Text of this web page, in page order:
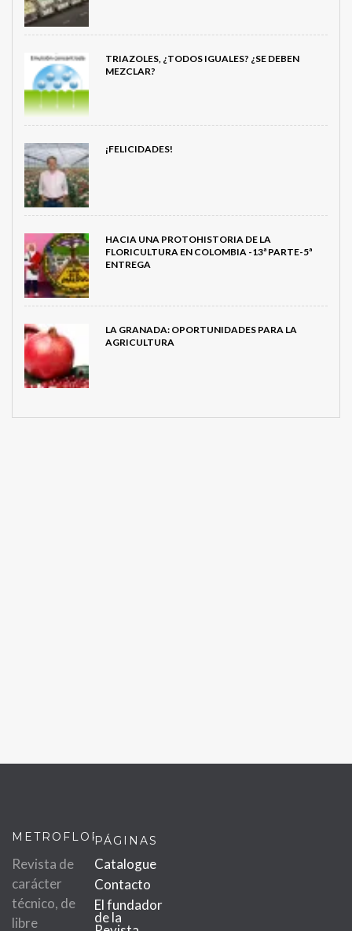
TRIAZOLES, ¿TODOS IGUALES? ¿SE DEBEN
MEZCLAR?
¡FELICIDADES!
HACIA UNA PROTOHISTORIA DE LA
FLORICULTURA EN COLOMBIA -13ª PARTE-5ª
ENTREGA
LA GRANADA: OPORTUNIDADES PARA LA
AGRICULTURA
METROFLOR
Revista de
carácter
técnico, de
libre
PÁGINAS
Catalogue
Contacto
El fundador
de la